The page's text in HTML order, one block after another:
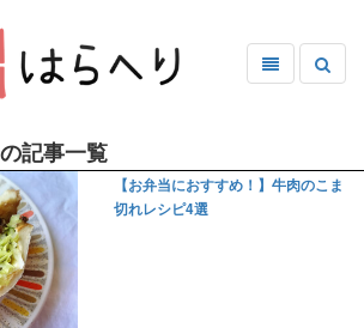
記事一覧
【お弁当におすすめ！】牛肉のこま
切れレシピ4選